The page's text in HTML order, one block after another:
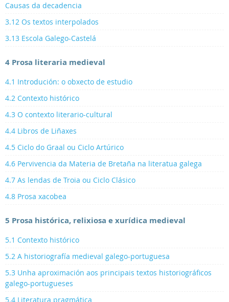
Causas da decadencia
3.12 Os textos interpolados
3.13 Escola Galego-Castelá
4 Prosa literaria medieval
4.1 Introdución: o obxecto de estudio
4.2 Contexto histórico
4.3 O contexto literario-cultural
4.4 Libros de Liñaxes
4.5 Ciclo do Graal ou Ciclo Artúrico
4.6 Pervivencia da Materia de Bretaña na literatua galega
4.7 As lendas de Troia ou Ciclo Clásico
4.8 Prosa xacobea
5 Prosa histórica, relixiosa e xurídica medieval
5.1 Contexto histórico
5.2 A historiografía medieval galego-portuguesa
5.3 Unha aproximación aos principais textos historiográficos
galego-portugueses
5.4 Literatura pragmática